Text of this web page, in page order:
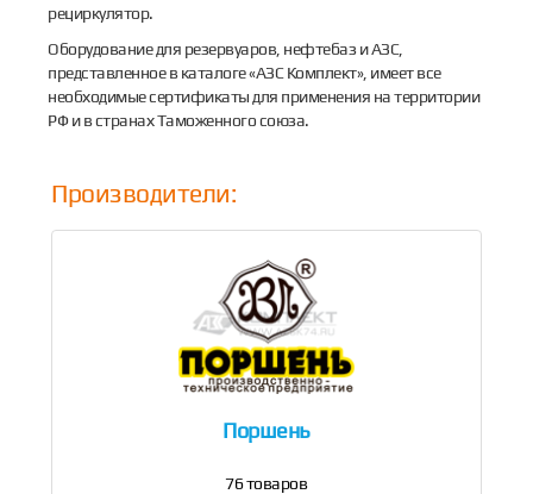
рециркулятор.
Оборудование для резервуаров, нефтебаз и АЗС,
представленное в каталоге «АЗС Комплект», имеет все
необходимые сертификаты для применения на территории
РФ и в странах Таможенного союза.
Производители:
Поршень
76товаров